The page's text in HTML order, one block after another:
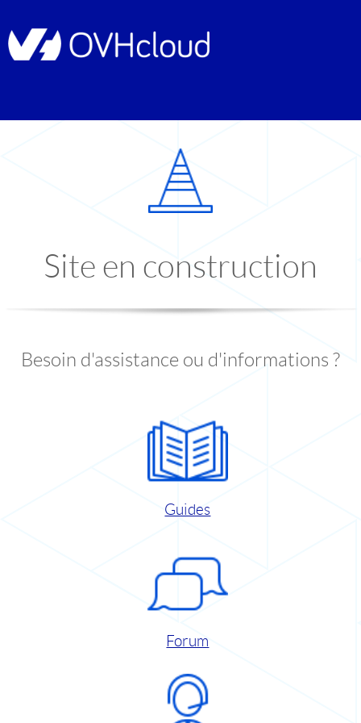
Site en construction
Besoin d'assistance ou d'informations ?
Guides
Forum